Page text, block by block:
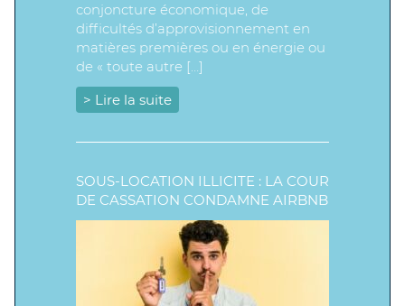
conjoncture économique, de
difficultés d’approvisionnement en
matières premières ou en énergie ou
de « toute autre […]
> Lire la suite
SOUS-LOCATION ILLICITE : LA COUR
DE CASSATION CONDAMNE AIRBNB